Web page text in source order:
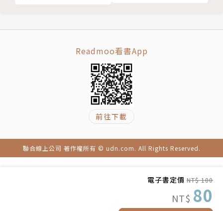
電子書定價 NT$ 100
NT$ 80
Readmoo看書App
前往下載
聯合線上公司 著作權所有 © udn.com. All Rights Reserved.